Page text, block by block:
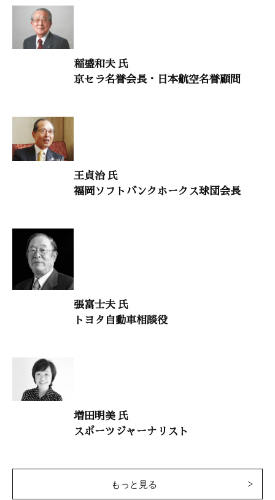
村上和雄（筑波大学名誉教授）
禅語に学ぶ3
横田南嶺（円覚寺管長）
日本の教育を取り戻す16
占部賢志（中村学園大学教授）
大自然と体心
石角完爾（国際弁護士、ユダヤ人）
小説・荻生徂徠3
童門 冬二（作家）
目黒浩敬 「心で感じる本物の食を求めて」
太田勝久 「問題解決と人間学」
稲盛和夫 氏
京セラ名誉会長・日本航空名誉顧問
王貞治 氏
福岡ソフトバンクホークス球団会長
張富士夫 氏
トヨタ自動車相談役
増田明美 氏
スポーツジャーナリスト
もっと見る